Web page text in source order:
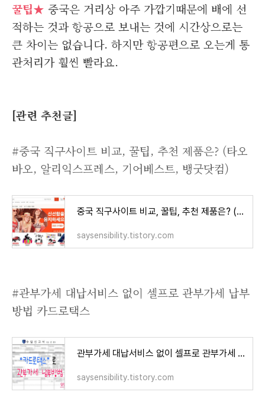
꿀팁★ 중국은 거리상 아주 가깝기때문에 배에 선
적하는 것과 항공으로 보내는 것에 시간상으로는
큰 차이는 없습니다. 하지만 항공편으로 오는게 통
관처리가 훨씬 빨라요.
[관련 추천글]
#중국 직구사이트 비교, 꿀팁, 추천 제품은? (타오
바오, 알리익스프레스, 기어베스트, 뱅굿닷컴)
중국 직구사이트 비교, 꿀팁, 추천 제품은? (타오바오, 알리익스프레스, 기어베스트, 뱅굿닷컴)
saysensibility.tistory.com
#관부가세 대납서비스 없이 셀프로 관부가세 납부
방법 카드로택스
관부가세 대납서비스 없이 셀프로 관부가세 납부방법 카드로택스
saysensibility.tistory.com